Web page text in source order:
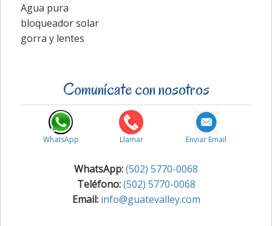
Agua pura
bloqueador solar
gorra y lentes
Comunícate con nosotros
WhatsApp Llamar Enviar Email
WhatsApp:(502) 5770-0068
Teléfono: (502) 5770-0068
Email: info@guatevalley.com